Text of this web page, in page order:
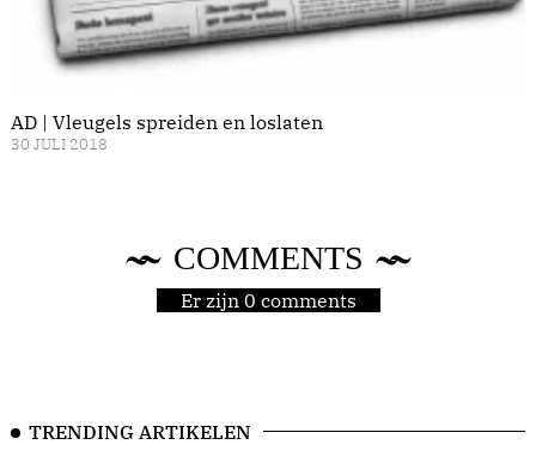
AD | Vleugels spreiden en loslaten
30 JULI 2018
COMMENTS
Er zijn 0 comments
TRENDING ARTIKELEN